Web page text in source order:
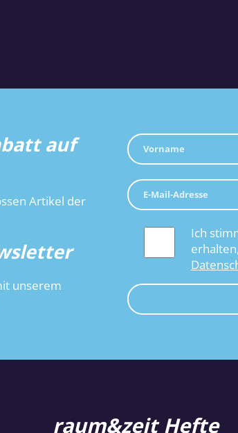
auf
Artikel der
unserem
Ich
raum&zeit Hefte